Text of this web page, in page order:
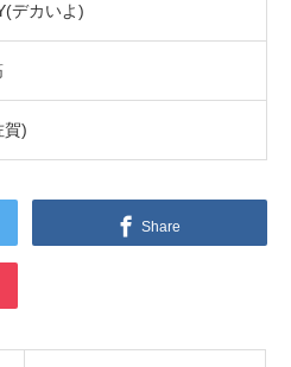
デカいよ)
賀)
Share